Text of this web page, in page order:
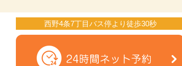
西野4条7丁目バス停より徒歩30秒